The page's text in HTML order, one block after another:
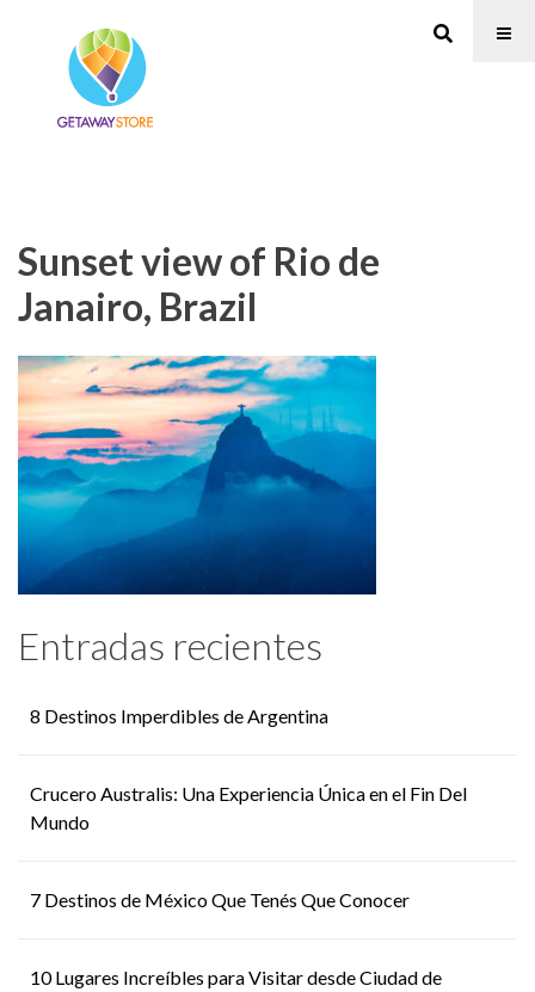
Sunset view of Rio de
Janairo, Brazil
Entradas recientes
8 Destinos Imperdibles de Argentina
Crucero Australis: Una Experiencia Única en el Fin Del
Mundo
7 Destinos de México Que Tenés Que Conocer
10 Lugares Increíbles para Visitar desde Ciudad de